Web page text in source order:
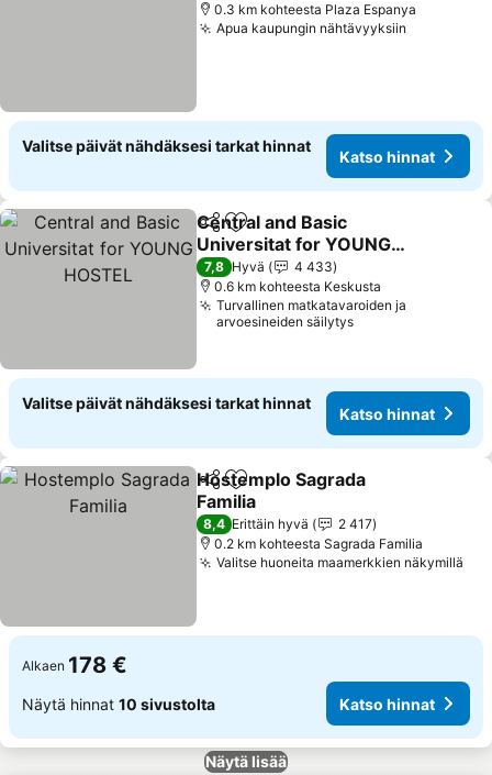
0.3 km kohteesta Plaza Espanya
Apua kaupungin nähtävyyksiin
Valitse päivät nähdäksesi tarkat hinnat
Katso hinnat
Jaa Lisää suosikkeihin
Central and Basic
Universitat for YOUNG
HOSTEL
Katso hinnat
7,8 Hyvä
4 433
0.6 km kohteesta Keskusta
Turvallinen matkatavaroiden ja
arvoesineiden säilytys
Valitse päivät nähdäksesi tarkat hinnat
Katso hinnat
Jaa Lisää suosikkeihin
Hostemplo Sagrada
Familia
Katso hinnat
8,4 Erittäin hyvä
2 417
0.2 km kohteesta Sagrada Familia
Valitse huoneita maamerkkien näkymillä
Alkaen 178 €
Näytä hinnat 10 sivustolta Katso hinnat
Näytä lisää